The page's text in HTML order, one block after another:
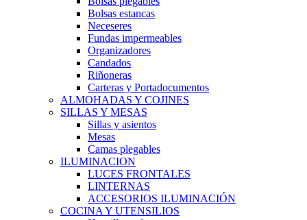
Bolsas estancas
Neceseres
Fundas impermeables
Organizadores
Candados
Riñoneras
Carteras y Portadocumentos
ALMOHADAS Y COJINES
SILLAS Y MESAS
Sillas y asientos
Mesas
Camas plegables
ILUMINACION
LUCES FRONTALES
LINTERNAS
ACCESORIOS ILUMINACIÓN
COCINA Y UTENSILIOS